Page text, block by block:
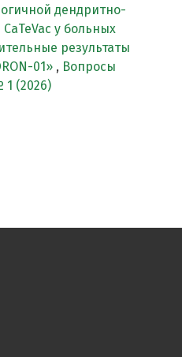
дендритно-
у больных
результаты
01» , Вопросы
1 (2026)